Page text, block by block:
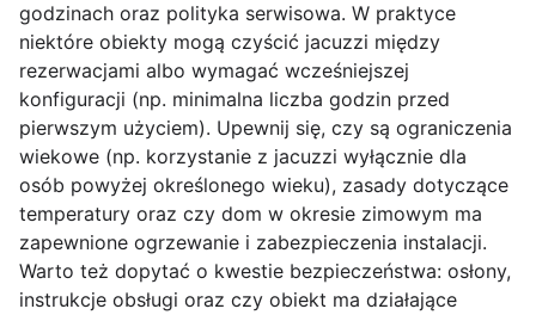
godzinach oraz polityka serwisowa. W praktyce
niektóre obiekty mogą czyścić jacuzzi między
rezerwacjami albo wymagać wcześniejszej
konfiguracji (np. minimalna liczba godzin przed
pierwszym użyciem). Upewnij się, czy są ograniczenia
wiekowe (np. korzystanie z jacuzzi wyłącznie dla
osób powyżej określonego wieku), zasady dotyczące
temperatury oraz czy dom w okresie zimowym ma
zapewnione ogrzewanie i zabezpieczenia instalacji.
Warto też dopytać o kwestie bezpieczeństwa: osłony,
instrukcje obsługi oraz czy obiekt ma działające